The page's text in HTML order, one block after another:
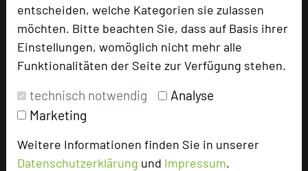
entscheiden, welche Kategorien sie zulassen
möchten. Bitte beachten Sie, dass auf Basis ihrer
Einstellungen, womöglich nicht mehr alle
Funktionalitäten der Seite zur Verfügung stehen.
technisch notwendig
Analyse
Marketing
Weitere Informationen finden Sie in unserer
Datenschutzerklärung und Impressum.
language Homepage
zur Tagungsanfrage hinzufügen add_circle
Hotel bewerten
Hoteldaten